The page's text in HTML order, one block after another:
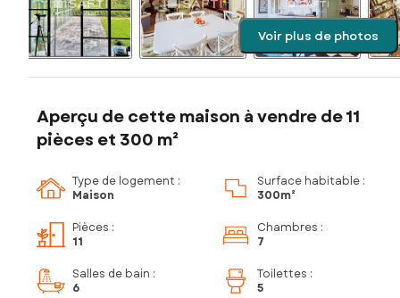
Voir plus de photos
Aperçu de cette maison à vendre de 11
pièces et 300 m²
Type de logement :
Maison
Surface habitable :
300m²
Pièces :
11
Chambres :
7
Salles de bain :
6
Toilettes :
5